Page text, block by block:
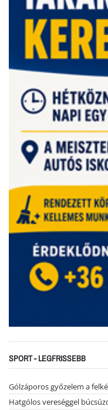
SPORT - LEGFRISSEBB
Gólzáporos győzelem a
Hatgólos vereséggel